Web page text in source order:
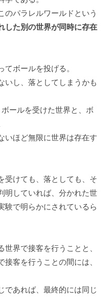
のパラレルワールドという
した別の世界が同時に存在
ボールを投げる。
いし、落としてしまうかも
ールを受けた世界と、ボ
いほど無限に世界は存在す
受けても、落としても、そ
明していれば、分かれた世
験で明らかにされているら
界で接客を行うことと、
客を行うことの間には、
であれば、最終的には同じ